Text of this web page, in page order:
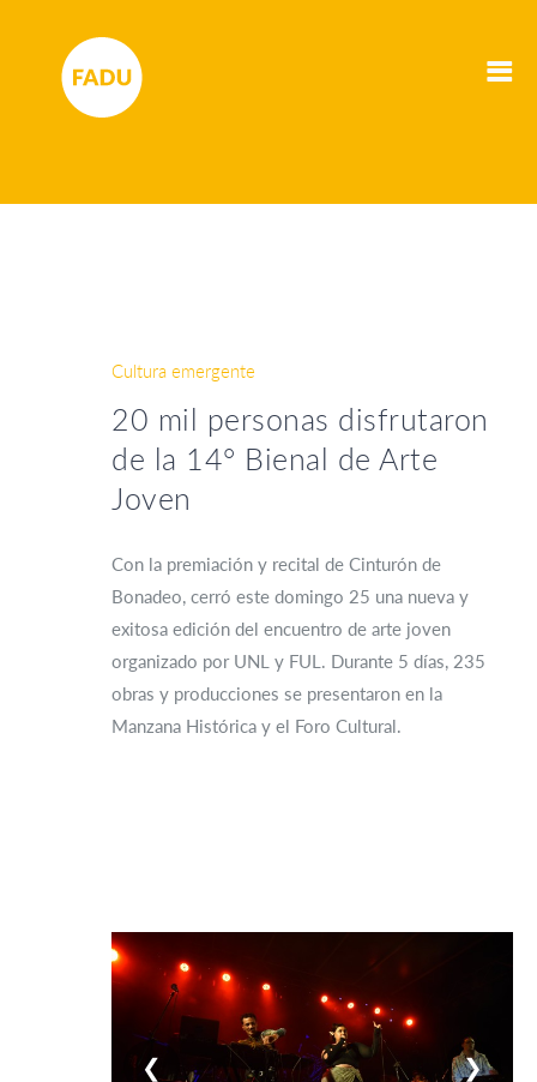
Cultura emergente
20 mil personas disfrutaron
de la 14° Bienal de Arte
Joven
Con la premiación y recital de Cinturón de
Bonadeo, cerró este domingo 25 una nueva y
exitosa edición del encuentro de arte joven
organizado por UNL y FUL. Durante 5 días, 235
obras y producciones se presentaron en la
Manzana Histórica y el Foro Cultural.
❮ ❯